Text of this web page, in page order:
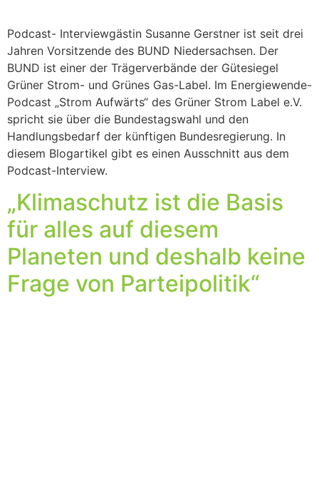
Podcast- Interviewgästin Susanne Gerstner ist seit drei
Jahren Vorsitzende des BUND Niedersachsen. Der
BUND ist einer der Trägerverbände der Gütesiegel
Grüner Strom- und Grünes Gas-Label. Im Energiewende-
Podcast „Strom Aufwärts“ des Grüner Strom Label e.V.
spricht sie über die Bundestagswahl und den
Handlungsbedarf der künftigen Bundesregierung. In
diesem Blogartikel gibt es einen Ausschnitt aus dem
Podcast-Interview.
„Klimaschutz ist die Basis
für alles auf diesem
Planeten und deshalb keine
Frage von Parteipolitik“